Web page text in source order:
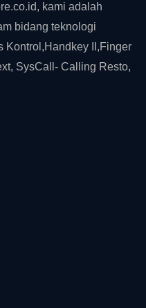
kami adalah
bidang teknologi
Kontrol,Handkey II,Finger
SysCall- Calling Resto,